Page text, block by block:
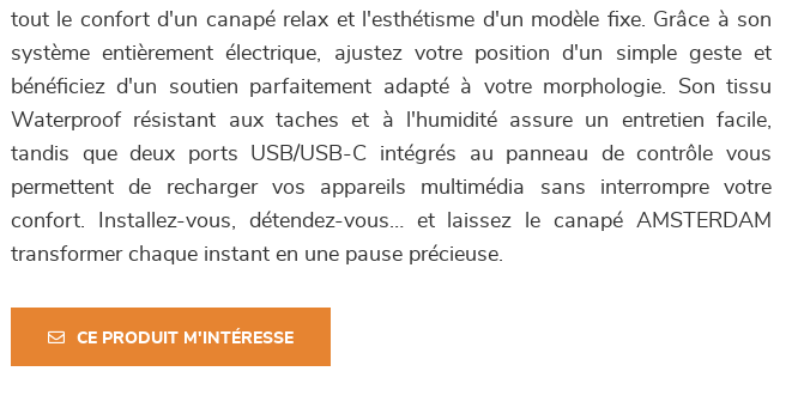
tout le confort d'un canapé relax et l'esthétisme d'un modèle fixe. Grâce à son
système entièrement électrique, ajustez votre position d'un simple geste et
bénéficiez d'un soutien parfaitement adapté à votre morphologie. Son tissu
Waterproof résistant aux taches et à l'humidité assure un entretien facile,
tandis que deux ports USB/USB-C intégrés au panneau de contrôle vous
permettent de recharger vos appareils multimédia sans interrompre votre
confort. Installez-vous, détendez-vous… et laissez le canapé AMSTERDAM
transformer chaque instant en une pause précieuse.
CE PRODUIT M'INTÉRESSE